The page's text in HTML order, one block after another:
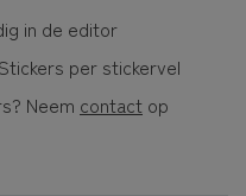
in de editor
per stickervel
Neem contact op